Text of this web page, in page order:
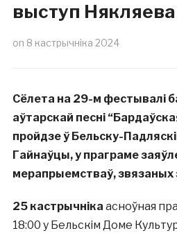
выступ Някляева
on 8 кастрычніка 2024
Сёлета на 29-м фестывалі
аўтарскай песні
пройдзе ў Бельску-
Гайнаўцы, у праграме
мерапрыемстваў, звязаных
25 кастрычніка асноўная
18:00 у Бельскім Доме